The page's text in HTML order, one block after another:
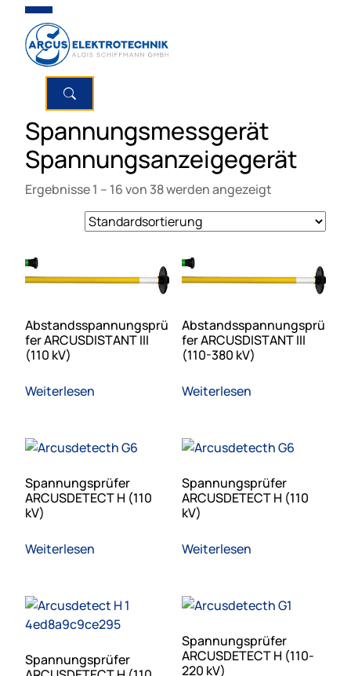
Spannungsmessgerät
Spannungsanzeigegerät
Ergebnisse 1 – 16 von 38 werden angezeigt
Abstandsspannungsprü
fer ARCUSDISTANT III
(110 kV)
Weiterlesen
Abstandsspannungsprü
fer ARCUSDISTANT III
(110-380 kV)
Weiterlesen
Spannungsprüfer
ARCUSDETECT H (110
kV)
Weiterlesen
Spannungsprüfer
ARCUSDETECT H (110
kV)
Weiterlesen
Spannungsprüfer
Spannungsprüfer
ARCUSDETECT H (110-
220 kV)